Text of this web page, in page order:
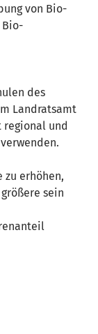
von Bio-
Bio-
des
Landratsamt
regional und
erhöhen,
sein